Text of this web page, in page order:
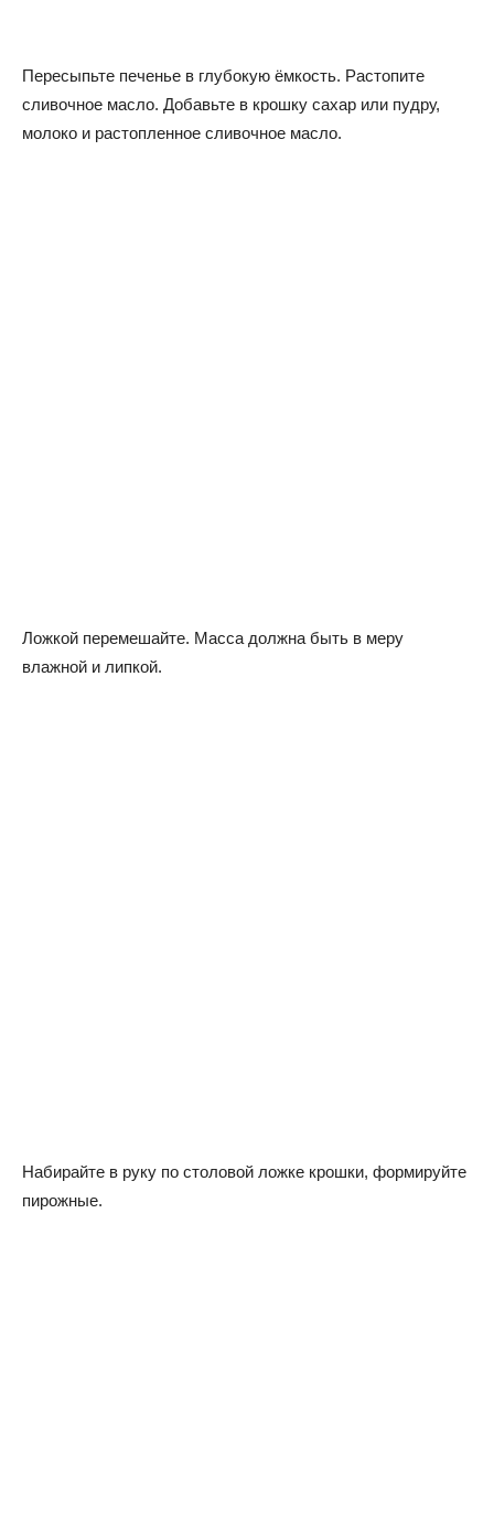
Пересыпьте печенье в глубокую ёмкость. Растопите
сливочное масло. Добавьте в крошку сахар или пудру,
молоко и растопленное сливочное масло.
Ложкой перемешайте. Масса должна быть в меру
влажной и липкой.
Набирайте в руку по столовой ложке крошки, формируйте
пирожные.